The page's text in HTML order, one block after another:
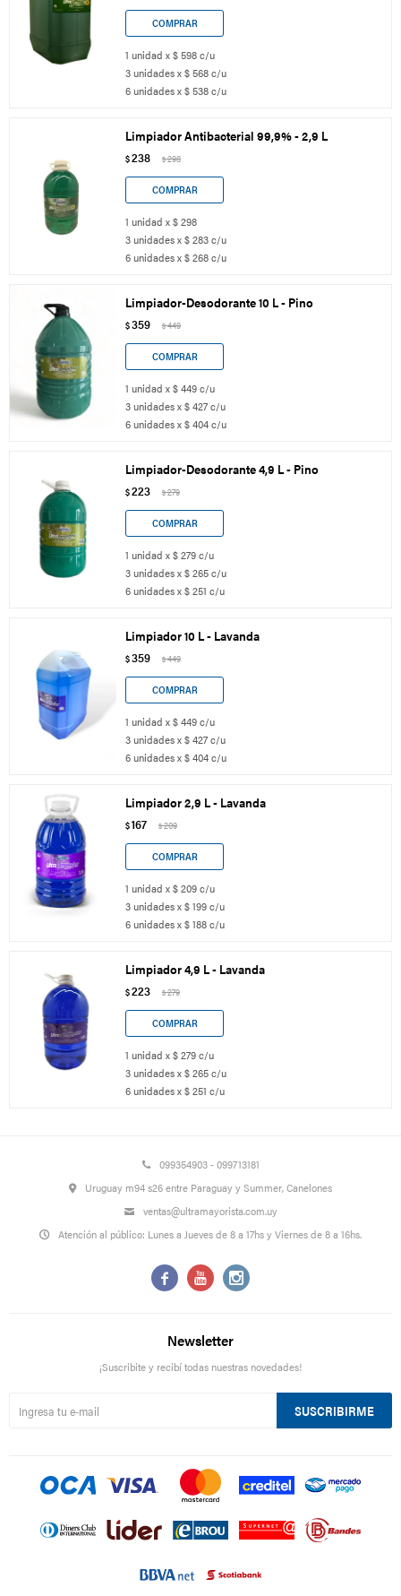
1 unidad x $ 598 c/u
3 unidades x $ 568 c/u
6 unidades x $ 538 c/u
Limpiador Antibacterial 99,9% - 2,9 L
$238 $298
1 unidad x $ 298
3 unidades x $ 283 c/u
6 unidades x $ 268 c/u
Limpiador-Desodorante 10 L - Pino
$359 $449
1 unidad x $ 449 c/u
3 unidades x $ 427 c/u
6 unidades x $ 404 c/u
Limpiador-Desodorante 4,9 L - Pino
$223 $279
1 unidad x $ 279 c/u
3 unidades x $ 265 c/u
6 unidades x $ 251 c/u
Limpiador 10 L - Lavanda
$359 $449
1 unidad x $ 449 c/u
3 unidades x $ 427 c/u
6 unidades x $ 404 c/u
Limpiador 2,9 L - Lavanda
$167 $209
1 unidad x $ 209 c/u
3 unidades x $ 199 c/u
6 unidades x $ 188 c/u
Limpiador 4,9 L - Lavanda
$223 $279
1 unidad x $ 279 c/u
3 unidades x $ 265 c/u
6 unidades x $ 251 c/u
099354903 - 099713181
Uruguay m94 s26 entre Paraguay y Summer, Canelones
ventas@ultramayorista.com.uy
Atención al público: Lunes a Jueves de 8 a 17hs y Viernes de 8 a 16hs.
  
Newsletter
¡Suscribite y recibí todas nuestras novedades!
SUSCRIBIRME